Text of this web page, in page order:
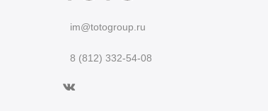
im@totogroup.ru
8 (812) 332-54-08